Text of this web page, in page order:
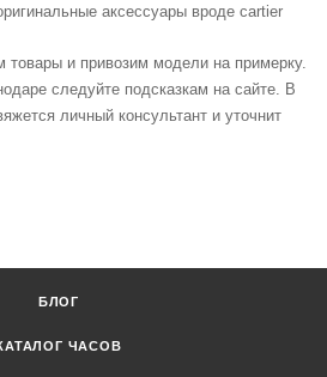
аксессуары вроде cartier
товары и привозим модели на примерку.
следуйте подсказкам на сайте. В
личный консультант и уточнит
БЛОГ
ЧАСОВ